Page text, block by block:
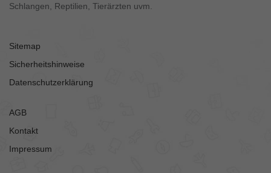
Schlangen, Reptilien, Tierärzten uvm.
Sitemap
Sicherheitshinweise
Datenschutzerklärung
AGB
Kontakt
Impressum